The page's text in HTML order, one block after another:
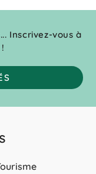
Inscrivez-vous à